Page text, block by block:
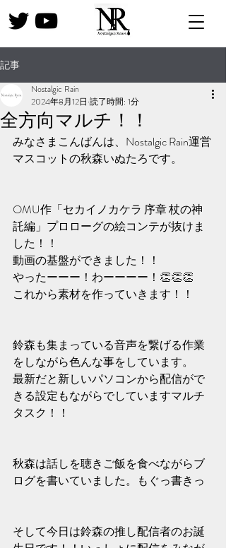
記事
全方向マルチ！！
Nostalgic Rain
2024年8月12日 読了時間: 1分
みなさまこんばんは、Nostalgic Rain運営
マスコットの秋森いぬたろです。
OMU作「セカイノカケラ 序章 杖の神
託編」プロローグの絵コンテが抜けま
した！！
動画の基盤ができました！！
やったーーー！わーーーー！👏👏👏
これから素材を作っていきます！！
鈴森も集まっている音声を繋げる作業
をしながら色んな事をしています。
最新だと新しいパソコンから配信がで
きる設定もながらでしていますマルチ
タスク！！
秋森は話しを聴きご飯を食べながらブ
ログを書いていました。もぐっ書きっ
そして今日は鈴森の推し配信者のお誕